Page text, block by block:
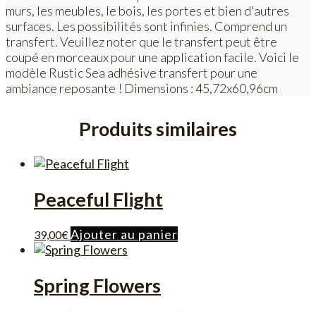
murs, les meubles, le bois, les portes et bien d'autres
surfaces. Les possibilités sont infinies. Comprend un
transfert. Veuillez noter que le transfert peut être
coupé en morceaux pour une application facile. Voici le
modèle Rustic Sea adhésive transfert pour une
ambiance reposante ! Dimensions : 45,72x60,96cm
Produits similaires
Peaceful Flight
39,00€Ajouter au panier
Spring Flowers